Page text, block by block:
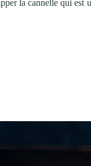
la cannelle qui est